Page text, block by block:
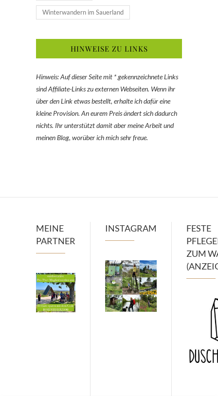
Winterwandern im Sauerland
HINWEISE ZU LINKS
Hinweis: Auf dieser Seite mit * gekennzeichnete Links
sind Affiliate-Links zu externen Webseiten. Wenn ihr
über den Link etwas bestellt, erhalte ich dafür eine
kleine Provision. An eurem Preis ändert sich dadurch
nichts. Ihr unterstützt damit aber meine Arbeit und
meinen Blog, worüber ich mich sehr freue.
MEINE
PARTNER
INSTAGRAM
FESTE
ZUM